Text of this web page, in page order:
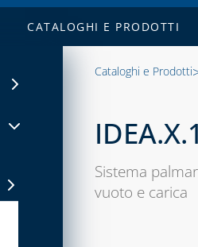
CATALOGHI E PRODOTTI
Cataloghi e Prodotti
Sistema
vuoto e carica